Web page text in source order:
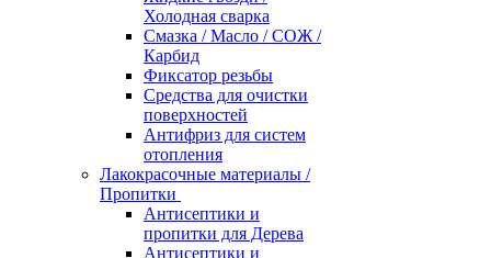
Холодная сварка
Смазка / Масло / СОЖ /
Карбид
Фиксатор резьбы
Средства для очистки
поверхностей
Антифриз для систем
отопления
Лакокрасочные материалы /
Пропитки
Антисептики и
пропитки для Дерева
Антисептики и